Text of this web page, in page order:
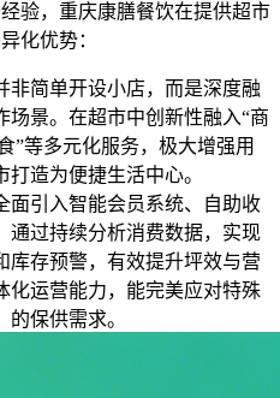
验，重庆康膳餐饮在提供超市
化优势：
非简单开设小店，而是深度融
场景。在超市中创新性融入“商
”等多元化服务，极大增强用
造为便捷生活中心。
面引入智能会员系统、自助收
通过持续分析消费数据，实现
库存预警，有效提升坪效与营
化运营能力，能完美应对特殊
保供需求。